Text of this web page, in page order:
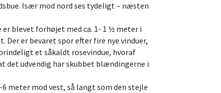
Især mod nord ses tydeligt – næsten
blevet forhøjet med ca. 1- 1 ½ meter i
er bevaret spor efter fire nye vinduer,
et såkaldt rosevindue, hvoraf
det udvendig har skubbet blændingerne i
meter mod vest, så langt som den stejle